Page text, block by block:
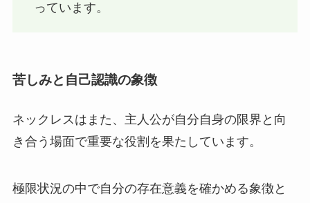
っています。
苦しみと自己認識の象徴
ネックレスはまた、主人公が自分自身の限界と向
き合う場面で重要な役割を果たしています。
極限状況の中で自分の存在意義を確かめる象徴と